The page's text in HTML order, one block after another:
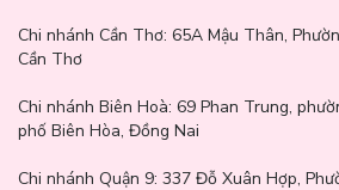
Hướng dẫn sử dụng
Lấy một lượng kem nền vừa đủ để dễ điều
Chi nhánh Cần Thơ: 65A Mậu Thân,
Cần Thơ
Chi nhánh Biên Hoà: 69 Phan Trung,
phố Biên Hòa, Đồng Nai
Chi nhánh Quận 9: 337 Đỗ Xuân Hợp,